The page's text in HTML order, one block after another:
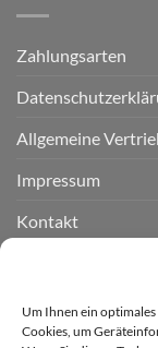
Um Ihnen ein
Cookies, um
Zahlungsarten
Allgemeine
Impressum
Kontakt
Cookie-Richtlinie